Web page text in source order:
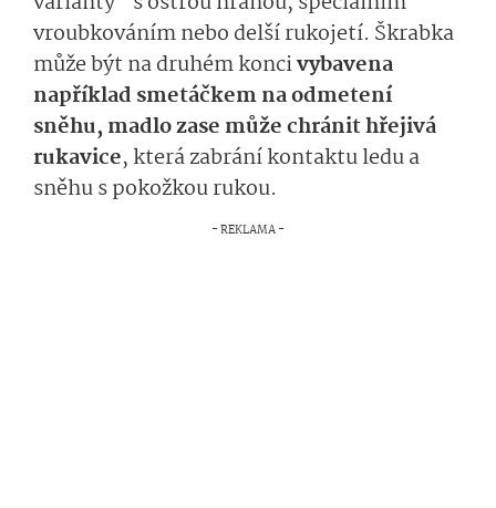
vroubkováním nebo delší rukojetí. Škrabka
může být na druhém koncivybavena
například smetáčkem na odmetení
sněhu, madlo zase může chránit hřejivá
rukavice, která zabrání kontaktu ledu a
sněhu s pokožkou rukou.